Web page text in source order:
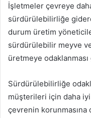
İşletmeler çevreye
sürdürülebilirliğe
durum üretim
sürdürülebilir meyve
üretmeye
Sürdürülebilirliğe
müşterileri için daha iyi
çevrenin korunmasına